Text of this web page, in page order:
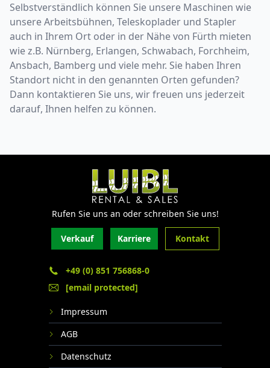
Selbstverständlich können Sie unsere Maschinen wie
unsere Arbeitsbühnen, Teleskoplader und Stapler
auch in Ihrem Ort oder in der Nähe von Fürth mieten
wie z.B. Nürnberg, Erlangen, Schwabach, Forchheim,
Ansbach, Bamberg und viele mehr. Sie haben Ihren
Standort nicht in den genannten Orten gefunden?
Dann kontaktieren Sie uns, wir freuen uns jederzeit
darauf, Ihnen helfen zu können.
Rufen Sie uns an oder schreiben Sie uns!
Verkauf Karriere Kontakt
+49 (0) 851 756868-0
[email protected]
Impressum
AGB
Datenschutz